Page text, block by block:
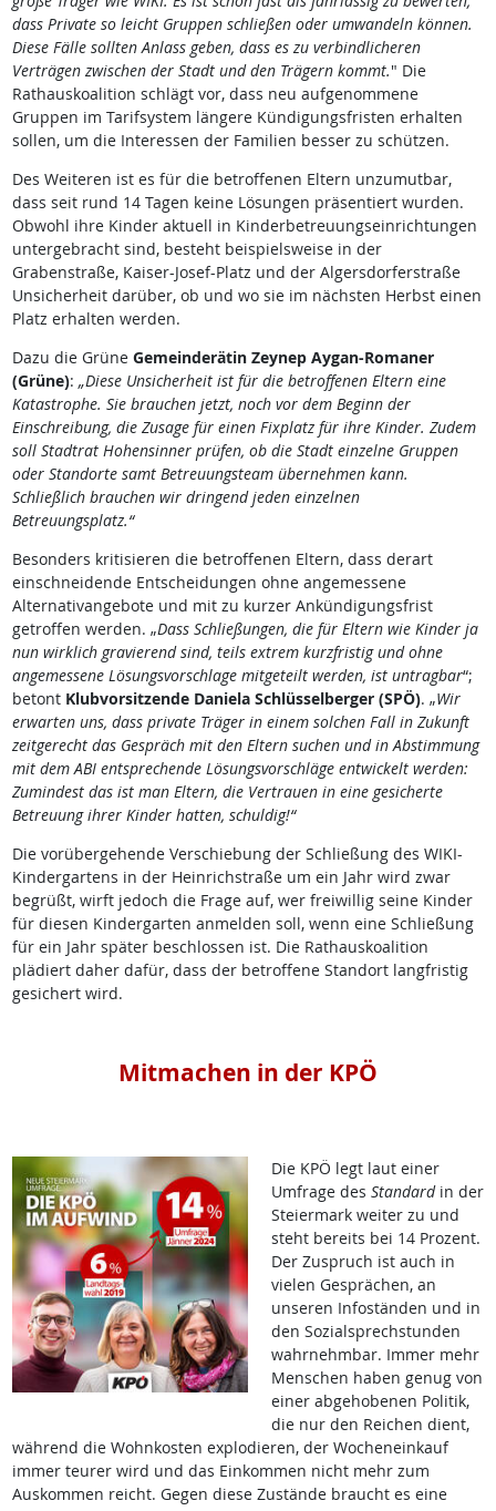
dass Private so leicht Gruppen schließen oder umwandeln können.
Diese Fälle sollten Anlass geben, dass es zu verbindlicheren
Verträgen zwischen der Stadt und den Trägern kommt." Die
Rathauskoalition schlägt vor, dass neu aufgenommene
Gruppen im Tarifsystem längere Kündigungsfristen erhalten
sollen, um die Interessen der Familien besser zu schützen.
Des Weiteren ist es für die betroffenen Eltern unzumutbar,
dass seit rund 14 Tagen keine Lösungen präsentiert wurden.
Obwohl ihre Kinder aktuell in Kinderbetreuungseinrichtungen
untergebracht sind, besteht beispielsweise in der
Grabenstraße, Kaiser-Josef-Platz und der Algersdorferstraße
Unsicherheit darüber, ob und wo sie im nächsten Herbst einen
Platz erhalten werden.
Dazu die Grüne Gemeinderätin Zeynep Aygan-Romaner
(Grüne): „Diese Unsicherheit ist für die betroffenen Eltern eine
Katastrophe. Sie brauchen jetzt, noch vor dem Beginn der
Einschreibung, die Zusage für einen Fixplatz für ihre Kinder. Zudem
soll Stadtrat Hohensinner prüfen, ob die Stadt einzelne Gruppen
oder Standorte samt Betreuungsteam übernehmen kann.
Schließlich brauchen wir dringend jeden einzelnen
Betreuungsplatz.“
Besonders kritisieren die betroffenen Eltern, dass derart
einschneidende Entscheidungen ohne angemessene
Alternativangebote und mit zu kurzer Ankündigungsfrist
getroffen werden. „Dass Schließungen, die für Eltern wie Kinder ja
nun wirklich gravierend sind, teils extrem kurzfristig und ohne
angemessene Lösungsvorschlage mitgeteilt werden, ist untragbar“;
betont Klubvorsitzende Daniela Schlüsselberger (SPÖ). „Wir
erwarten uns, dass private Träger in einem solchen Fall in Zukunft
zeitgerecht das Gespräch mit den Eltern suchen und in Abstimmung
mit dem ABI entsprechende Lösungsvorschläge entwickelt werden:
Zumindest das ist man Eltern, die Vertrauen in eine gesicherte
Betreuung ihrer Kinder hatten, schuldig!“
Die vorübergehende Verschiebung der Schließung des WIKI-
Kindergartens in der Heinrichstraße um ein Jahr wird zwar
begrüßt, wirft jedoch die Frage auf, wer freiwillig seine Kinder
für diesen Kindergarten anmelden soll, wenn eine Schließung
für ein Jahr später beschlossen ist. Die Rathauskoalition
plädiert daher dafür, dass der betroffene Standort langfristig
gesichert wird.
Mitmachen in der KPÖ
Die KPÖ legt laut einer
Umfrage des Standardin der
Steiermark weiter zu und
steht bereits bei 14 Prozent.
Der Zuspruch ist auch in
vielen Gesprächen, an
unseren Infoständen und in
den Sozialsprechstunden
wahrnehmbar. Immer mehr
Menschen haben genug von
einer abgehobenen Politik,
die nur den Reichen dient,
während die Wohnkosten explodieren, der Wocheneinkauf
immer teurer wird und das Einkommen nicht mehr zum
Auskommen reicht. Gegen diese Zustände braucht es eine